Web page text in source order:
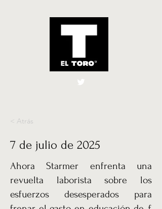
El Toro España
< Atrás
7 de julio de 2025
Ahora Starmer enfrenta una
revuelta laborista sobre los
esfuerzos desesperados para